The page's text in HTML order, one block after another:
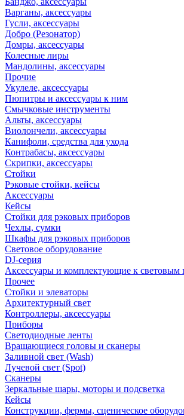
Варганы, аксессуары
Гусли, аксессуары
Добро (Резонатор)
Домры, аксессуары
Колесные лиры
Мандолины, аксессуары
Прочие
Укулеле, аксессуары
Пюпитры и аксессуары к ним
Смычковые инструменты
Альты, аксессуары
Виолончели, аксессуары
Канифоли, средства для ухода
Контрабасы, аксессуары
Скрипки, аксессуары
Стойки
Рэковые стойки, кейсы
Аксессуары
Кейсы
Стойки для рэковых приборов
Чехлы, сумки
Шкафы для рэковых приборов
Световое оборудование
DJ-серия
Аксессуары и комплектующие к световым
Прочее
Стойки и элеваторы
Архитектурный свет
Контроллеры, аксессуары
Приборы
Светодиодные ленты
Вращающиеся головы и сканеры
Заливной свет (Wash)
Лучевой свет (Spot)
Сканеры
Зеркальные шары, моторы и подсветка
Кейсы
Конструкции, фермы, сценическое